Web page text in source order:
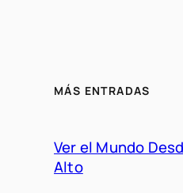
MÁS ENTRADAS
Ver el Mundo
Alto